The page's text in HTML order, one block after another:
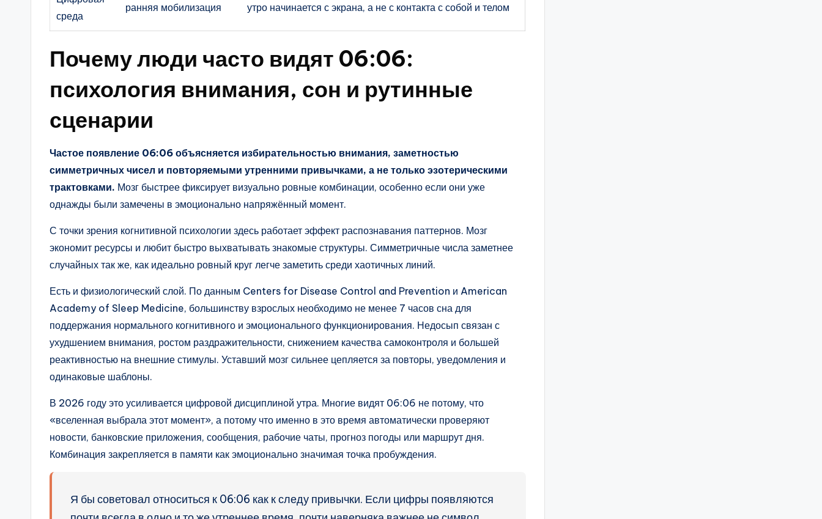
среда
ранняя мобилизация утро начинается с экрана, а не с контакта с собой и телом
Почему люди часто видят 06:06:
психология внимания, сон и рутинные
сценарии
Частое появление 06:06 объясняется избирательностью внимания, заметностью
симметричных чисел и повторяемыми утренними привычками, а не только эзотерическими
трактовками. Мозг быстрее фиксирует визуально ровные комбинации, особенно если они уже
однажды были замечены в эмоционально напряжённый момент.
С точки зрения когнитивной психологии здесь работает эффект распознавания паттернов. Мозг
экономит ресурсы и любит быстро выхватывать знакомые структуры. Симметричные числа заметнее
случайных так же, как идеально ровный круг легче заметить среди хаотичных линий.
Есть и физиологический слой. По данным Centers for Disease Control and Prevention и American
Academy of Sleep Medicine, большинству взрослых необходимо не менее 7 часов сна для
поддержания нормального когнитивного и эмоционального функционирования. Недосып связан с
ухудшением внимания, ростом раздражительности, снижением качества самоконтроля и большей
реактивностью на внешние стимулы. Уставший мозг сильнее цепляется за повторы, уведомления и
одинаковые шаблоны.
В 2026 году это усиливается цифровой дисциплиной утра. Многие видят 06:06 не потому, что
«вселенная выбрала этот момент», а потому что именно в это время автоматически проверяют
новости, банковские приложения, сообщения, рабочие чаты, прогноз погоды или маршрут дня.
Комбинация закрепляется в памяти как эмоционально значимая точка пробуждения.
Я бы советовал относиться к 06:06 как к следу привычки. Если цифры появляются